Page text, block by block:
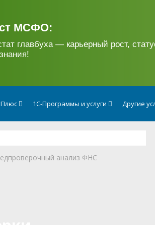
МСФО:
главбуха — карьерный рост,
1С-Программы и услуги Другие
анализ ФНС